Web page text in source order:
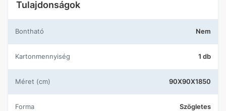
Tulajdonságok
Bontható Nem
Kartonmennyiség 1 db
Méret (cm) 90X90X1850
Forma Szögletes